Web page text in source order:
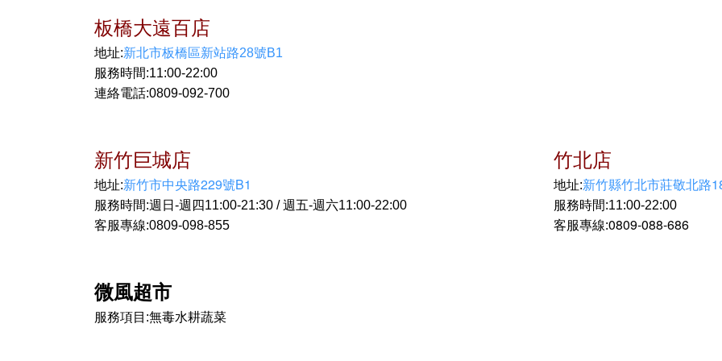
板橋大遠百店
地址:新北市板橋區新站路28號B1
服務時間:11:00-22:00
連絡電話:0809-092-700
新竹巨城店
地址:新竹市中央路229號B1
服務時間:週日-週四11:00-21:30 / 週五-週六11:00-22:00
客服專線:0809-098-855
竹北店
地址:新竹縣竹北市莊敬北路
服務時間:11:00-22:00
客服專線:0809-088-686
微風超市
服務項目:無毒水耕蔬菜